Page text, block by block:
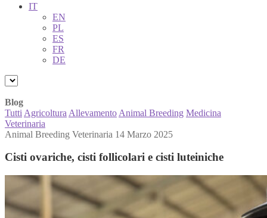
IT
EN
PL
ES
FR
DE
Blog
Tutti Agricoltura Allevamento Animal Breeding Medicina
Veterinaria
Animal Breeding Veterinaria 14 Marzo 2025
Cisti ovariche, cisti follicolari e cisti luteiniche